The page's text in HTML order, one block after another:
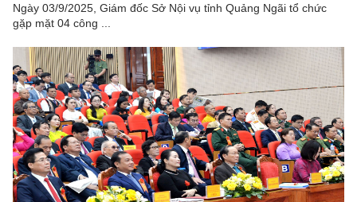
Ngày 03/9/2025, Giám đốc Sở Nội vụ tỉnh Quảng Ngãi tổ chức
gặp mặt 04 công ...